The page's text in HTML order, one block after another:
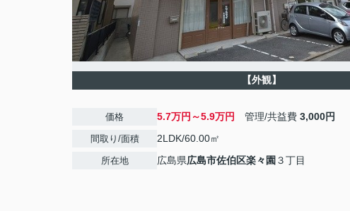
【外観】
価格 5.7万円～5.9万円 管理/共益費 3,000円
間取り/面積 2LDK/60.00㎡
所在地 広島県広島市佐伯区楽々園 ３丁目